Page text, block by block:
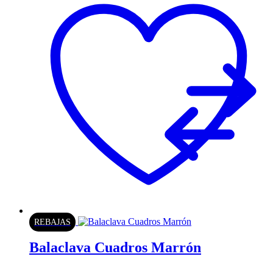
REBAJAS
Balaclava Cuadros Marrón